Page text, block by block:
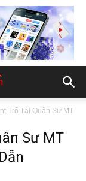
Trổ Tài Quân Sư MT
Sư MT